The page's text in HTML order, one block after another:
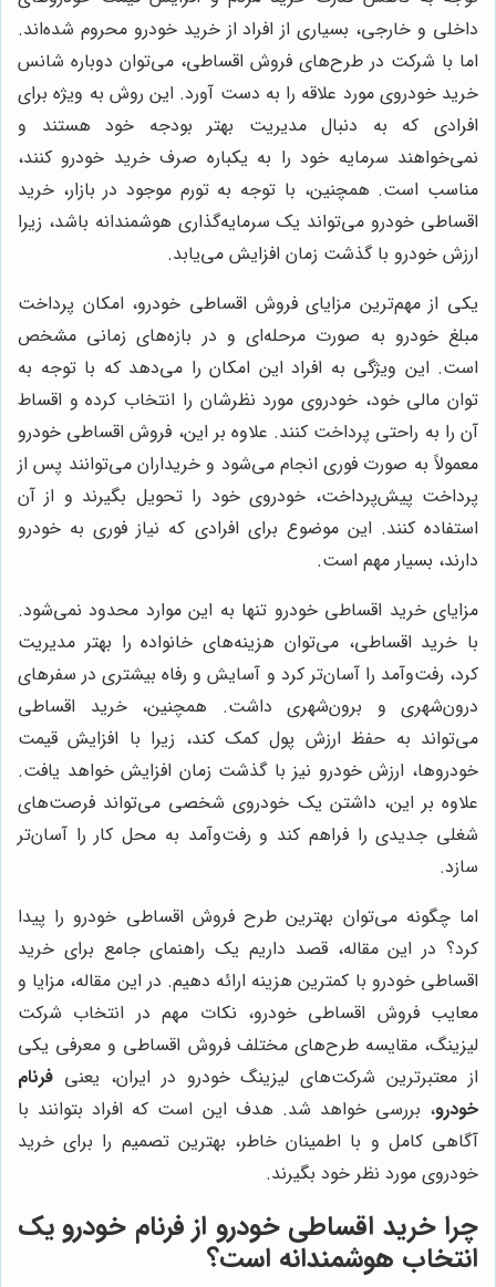
داخلی و خارجی، بسیاری از افراد از خرید خودرو محروم شده‌اند.
اما با شرکت در طرح‌های فروش اقساطی، می‌توان دوباره شانس
خرید خودروی مورد علاقه را به دست آورد. این روش به ویژه برای
افرادی که به دنبال مدیریت بهتر بودجه خود هستند و
نمی‌خواهند سرمایه خود را به یکباره صرف خرید خودرو کنند،
مناسب است. همچنین، با توجه به تورم موجود در بازار، خرید
اقساطی خودرو می‌تواند یک سرمایه‌گذاری هوشمندانه باشد، زیرا
ارزش خودرو با گذشت زمان افزایش می‌یابد.
یکی از مهم‌ترین مزایای فروش اقساطی خودرو، امکان پرداخت
مبلغ خودرو به صورت مرحله‌ای و در بازه‌های زمانی مشخص
است. این ویژگی به افراد این امکان را می‌دهد که با توجه به
توان مالی خود، خودروی مورد نظرشان را انتخاب کرده و اقساط
آن را به راحتی پرداخت کنند. علاوه بر این، فروش اقساطی خودرو
معمولاً به صورت فوری انجام می‌شود و خریداران می‌توانند پس از
پرداخت پیش‌پرداخت، خودروی خود را تحویل بگیرند و از آن
استفاده کنند. این موضوع برای افرادی که نیاز فوری به خودرو
دارند، بسیار مهم است.
مزایای خرید اقساطی خودرو تنها به این موارد محدود نمی‌شود.
با خرید اقساطی، می‌توان هزینه‌های خانواده را بهتر مدیریت
کرد، رفت‌وآمد را آسان‌تر کرد و آسایش و رفاه بیشتری در سفرهای
درون‌شهری و برون‌شهری داشت. همچنین، خرید اقساطی
می‌تواند به حفظ ارزش پول کمک کند، زیرا با افزایش قیمت
خودروها، ارزش خودرو نیز با گذشت زمان افزایش خواهد یافت.
علاوه بر این، داشتن یک خودروی شخصی می‌تواند فرصت‌های
شغلی جدیدی را فراهم کند و رفت‌وآمد به محل کار را آسان‌تر
سازد.
اما چگونه می‌توان بهترین طرح فروش اقساطی خودرو را پیدا
کرد؟ در این مقاله، قصد داریم یک راهنمای جامع برای خرید
اقساطی خودرو با کمترین هزینه ارائه دهیم. در این مقاله، مزایا و
معایب فروش اقساطی خودرو، نکات مهم در انتخاب شرکت
لیزینگ، مقایسه طرح‌های مختلف فروش اقساطی و معرفی یکی
از معتبرترین شرکت‌های لیزینگ خودرو در ایران، یعنی فرنام
خودرو، بررسی خواهد شد. هدف این است که افراد بتوانند با
آگاهی کامل و با اطمینان خاطر، بهترین تصمیم را برای خرید
خودروی مورد نظر خود بگیرند.
چرا خرید اقساطی خودرو از فرنام خودرو یک
انتخاب هوشمندانه است؟